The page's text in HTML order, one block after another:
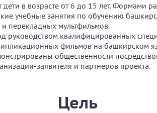
в возрасте от 6 до 15 лет. Формами
учебные занятия по обучению
перекладных мультфильмов.
руководством квалифицированных
фильмов на башкирском
общественности
заявителя и партнеров проекта.
Цель